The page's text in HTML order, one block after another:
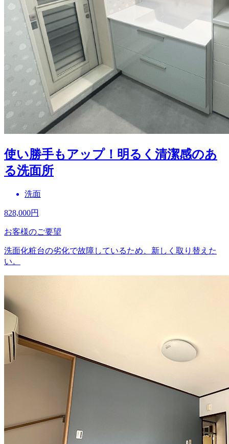
使い勝手もアップ！明るく清潔感のあ
る洗面所
洗面
828,000円
お客様のご要望
洗面化粧台の劣化で故障しているため、新しく取り替えた
い。